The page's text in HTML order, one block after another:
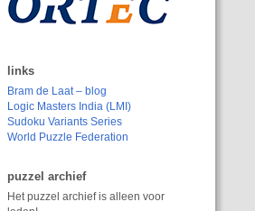
links
Bram de Laat – blog
Logic Masters India (LMI)
Sudoku Variants Series
World Puzzle Federation
puzzel archief
Het puzzel archief is alleen voor